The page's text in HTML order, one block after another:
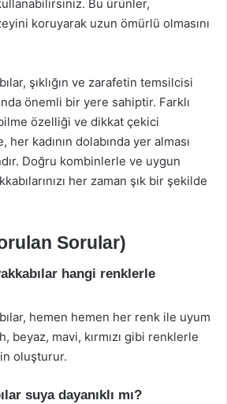
Bu ürünler,
koruyarak uzun ömürlü olmasını
şıklığın ve zarafetin temsilcisi
önemli bir yere sahiptir. Farklı
özelliği ve dikkat çekici
kadının dolabında yer alması
Doğru kombinlerle ve uygun
her zaman şık bir şekilde
Sorular)
hangi renklerle
hemen hemen her renk ile uyum
beyaz, mavi, kırmızı gibi renklerle
oluşturur.
suya dayanıklı mı?